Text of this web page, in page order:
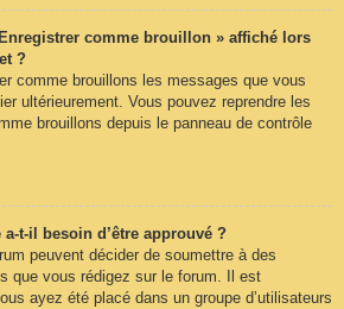
comme brouillon » affiché lors
?
comme brouillons les messages que vous
ultérieurement. Vous pouvez reprendre les
brouillons depuis le panneau de contrôle
t-il besoin d’être approuvé ?
peuvent décider de soumettre à des
que vous rédigez sur le forum. Il est
ayez été placé dans un groupe d’utilisateurs